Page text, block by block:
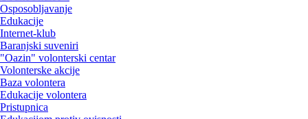
Osposobljavanje
Edukacije
Internet-klub
Baranjski suveniri
"Oazin" volonterski centar
Volonterske akcije
Baza volontera
Edukacije volontera
Pristupnica